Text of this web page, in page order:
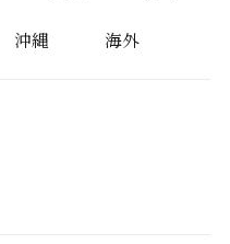
沖縄 海外